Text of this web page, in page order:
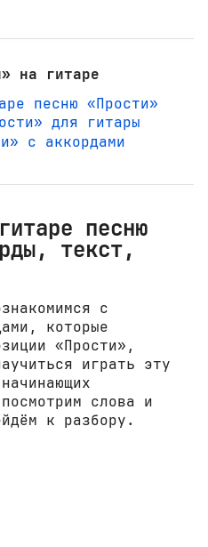
на гитаре
песню «Прости»
для гитары
с аккордами
песню
текст,
с
которые
«Прости»,
играть эту
слова и
к разбору.